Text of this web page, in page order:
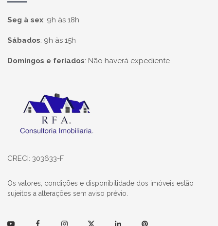
Seg à sex: 9h às 18h
Sábados: 9h às 15h
Domingos e feriados: Não haverá expediente
Página inicial
CRECI: 303633-F
Os valores, condições e disponibilidade dos imóveis estão
sujeitos a alterações sem aviso prévio.
YoutubeFacebookInstagramTwitter LinkedinPinterest